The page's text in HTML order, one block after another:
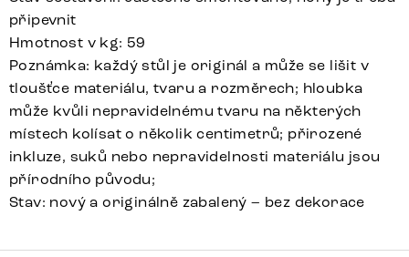
připevnit
Hmotnost v kg: 59
Poznámka: každý stůl je originál a může se lišit v
tloušťce materiálu, tvaru a rozměrech; hloubka
může kvůli nepravidelnému tvaru na některých
místech kolísat o několik centimetrů; přirozené
inkluze, suků nebo nepravidelnosti materiálu jsou
přírodního původu;
Stav: nový a originálně zabalený – bez dekorace